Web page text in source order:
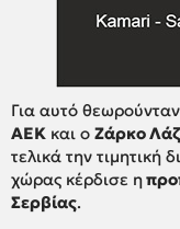
Για αυτό
ΑΕΚ και ο Ζάρκο
τελικά την τιμητική
χώρας κέρδισε η
Σερβίας.